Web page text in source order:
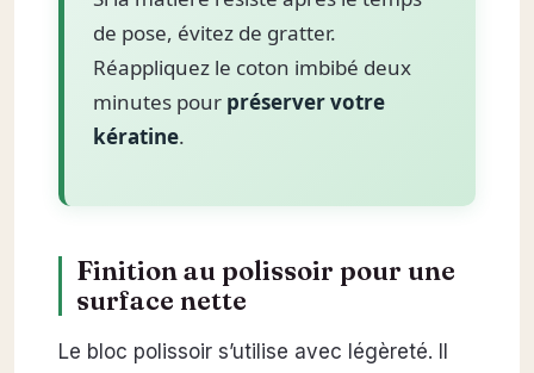
de pose, évitez de gratter.
Réappliquez le coton imbibé deux
minutes pour préserver votre
kératine.
Finition au polissoir pour une
surface nette
Le bloc polissoir s’utilise avec légèreté. Il